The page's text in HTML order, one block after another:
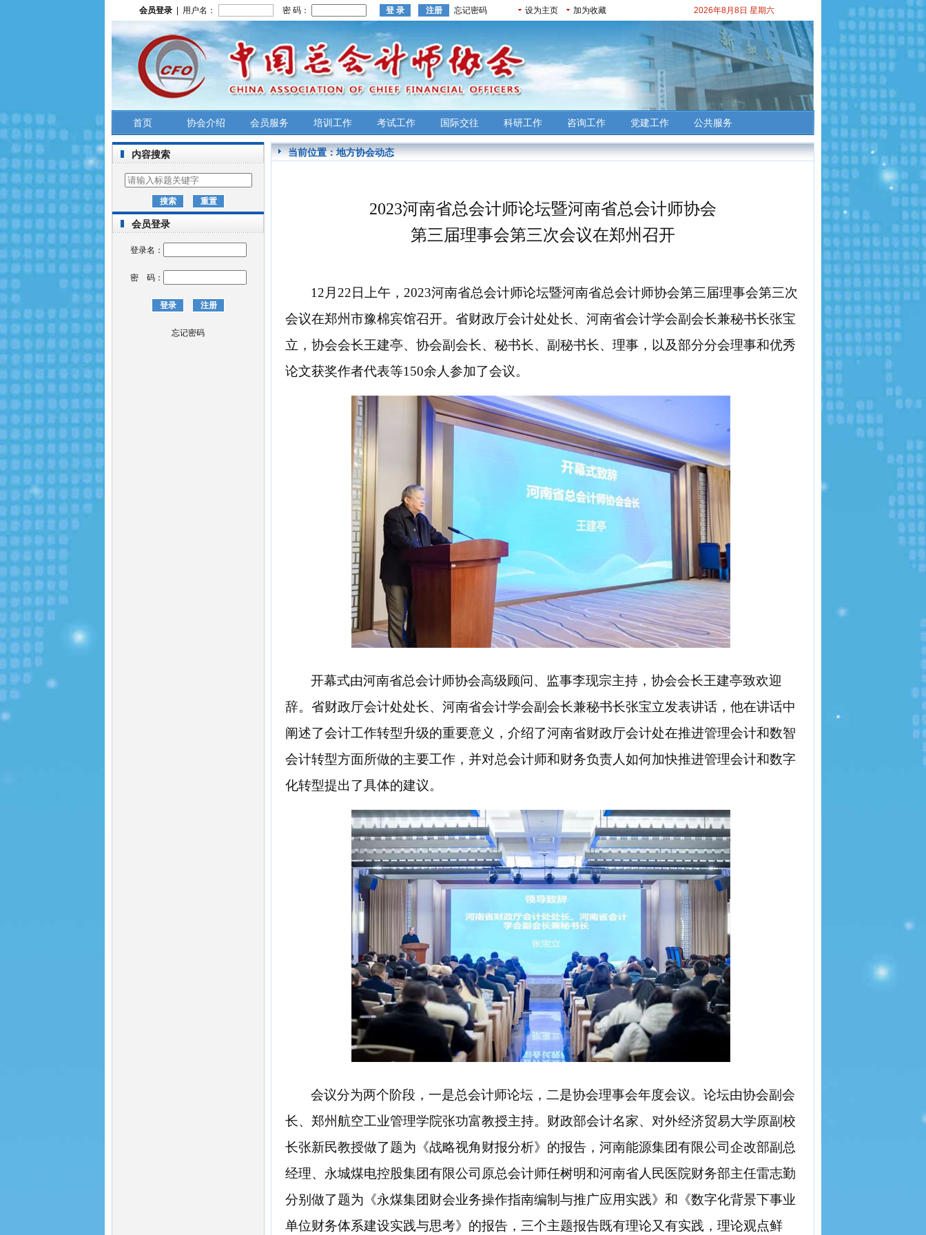
会员登录 | 用户名： 密 码： 忘记密码 设为主页 加为收藏 2026年8月8日 星期六
首页 协会介绍 会员服务 培训工作 考试工作 国际交往 科研工作 咨询工作 党建工作 公共服务
内容搜索
会员登录
登录名：
密 码：
忘记密码
当前位置：地方协会动态
2023河南省总会计师论坛暨河南省总会计师协会
第三届理事会第三次会议在郑州召开
12月22日上午，2023河南省总会计师论坛暨河南省总会计师协会第三届理事会第三次
会议在郑州市豫棉宾馆召开。省财政厅会计处处长、河南省会计学会副会长兼秘书长张宝
立，协会会长王建亭、协会副会长、秘书长、副秘书长、理事，以及部分分会理事和优秀
论文获奖作者代表等150余人参加了会议。
开幕式由河南省总会计师协会高级顾问、监事李现宗主持，协会会长王建亭致欢迎
辞。省财政厅会计处处长、河南省会计学会副会长兼秘书长张宝立发表讲话，他在讲话中
阐述了会计工作转型升级的重要意义，介绍了河南省财政厅会计处在推进管理会计和数智
会计转型方面所做的主要工作，并对总会计师和财务负责人如何加快推进管理会计和数字
化转型提出了具体的建议。
会议分为两个阶段，一是总会计师论坛，二是协会理事会年度会议。论坛由协会副会
长、郑州航空工业管理学院张功富教授主持。财政部会计名家、对外经济贸易大学原副校
长张新民教授做了题为《战略视角财报分析》的报告，河南能源集团有限公司企改部副总
经理、永城煤电控股集团有限公司原总会计师任树明和河南省人民医院财务部主任雷志勤
分别做了题为《永煤集团财会业务操作指南编制与推广应用实践》和《数字化背景下事业
单位财务体系建设实践与思考》的报告，三个主题报告既有理论又有实践，理论观点鲜